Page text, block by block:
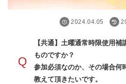
2024.04.05
Q
【共通】土曜通常時限使用
ものですか？
参加必須なのか、その場合何
教えて頂きたいです。